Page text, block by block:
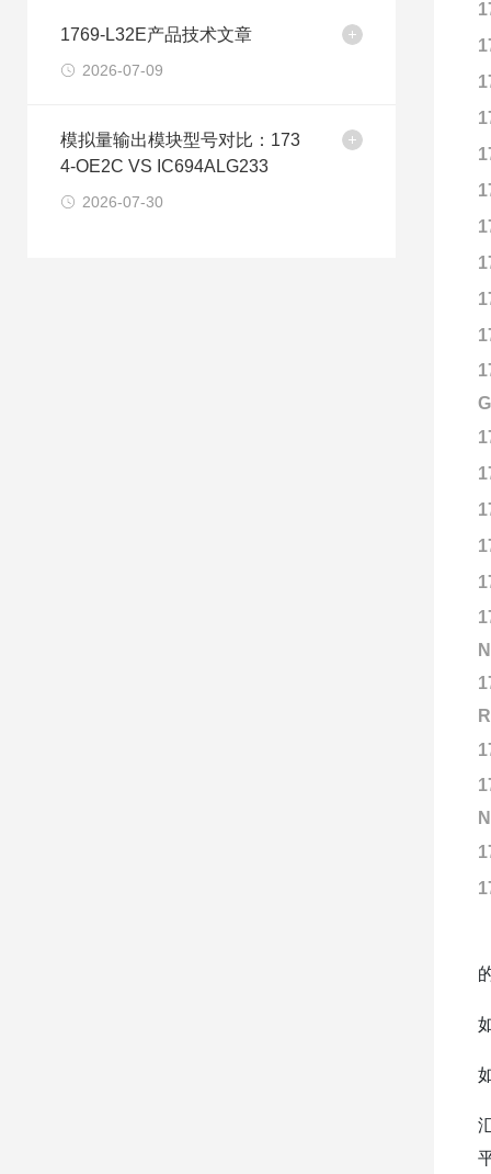
1769-L32E产品技术文章
2026-07-09
模拟量输出模块型号对比：173
4-OE2C VS IC694ALG233
2026-07-30
N
R
N